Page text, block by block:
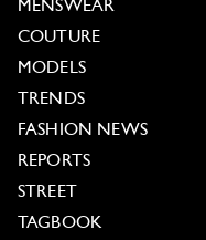
MENSWEAR
COUTURE
MODELS
TRENDS
FASHION NEWS
REPORTS
STREET
TAGBOOK